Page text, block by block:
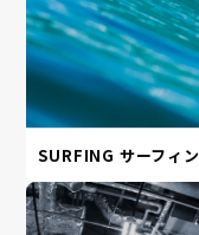
SURFING サーフィン